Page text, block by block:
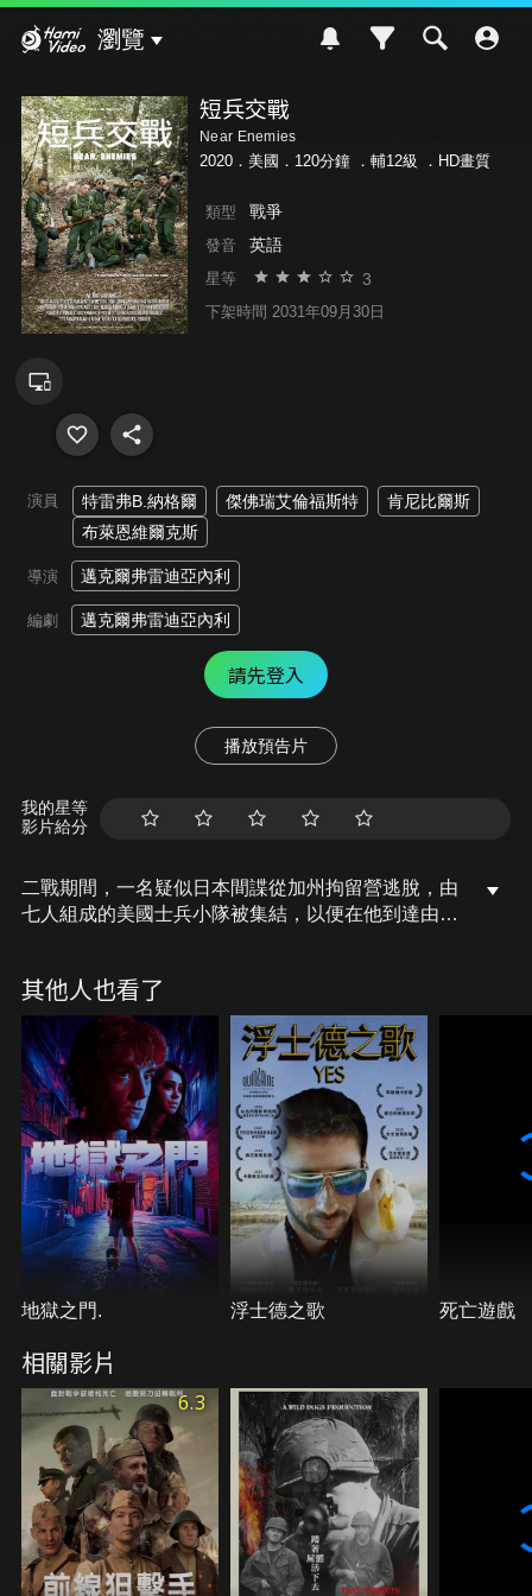
瀏覽
短兵交戰
Near Enemies
2020．美國．120分鐘 ． 輔12級 ．HD畫質
類型 戰爭
發音 英語
星等 3
下架時間 2031年09月30日
演員 特雷弗B.納格爾 傑佛瑞艾倫福斯特
肯尼比爾斯
布萊恩維爾克斯
導演 邁克爾弗雷迪亞內利
編劇 邁克爾弗雷迪亞內利
請先登入
播放預告片
我的星等
影片給分
二戰期間，一名疑似日本間諜從加州拘留營逃脫，由
七人組成的美國士兵小隊被集結，以便在他到達由敵
的秘密時，小隊內部的緊張氣氛加劇，隨著深入加
州，與大量的陷阱和障礙作抵抗，真正的敵人是誰也
變得不清楚…
其他人也看了
地獄之門. 浮士德之歌 死亡遊戲
相關影片
6.3